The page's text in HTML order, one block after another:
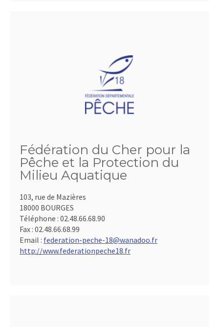
Fédération du Cher pour la
Pêche et la Protection du
Milieu Aquatique
103, rue de Mazières
18000 BOURGES
Téléphone : 02.48.66.68.90
Fax : 02.48.66.68.99
Email : federation-peche-18@wanadoo.fr
http://www.federationpeche18.fr